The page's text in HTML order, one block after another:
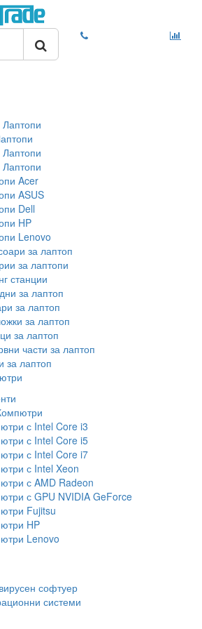
Acer
ASUS
Dell
HP
Lenovo
за лаптоп
за лаптопи
станции
за лаптоп
за лаптоп
за лаптоп
за лаптоп
части за лаптоп
за лаптоп
с Intel Core i3
с Intel Core i5
с Intel Core i7
с Intel Xeon
с AMD Radeon
с GPU NVIDIA GeForce
Fujitsu
HP
Lenovo
софтуер
системи